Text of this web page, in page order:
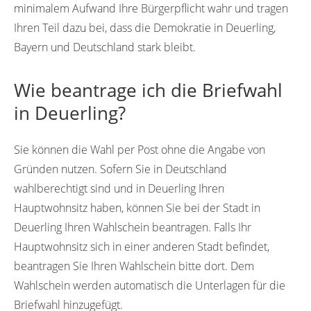
minimalem Aufwand Ihre Bürgerpflicht wahr und tragen
Ihren Teil dazu bei, dass die Demokratie in Deuerling,
Bayern und Deutschland stark bleibt.
Wie beantrage ich die Briefwahl
in Deuerling?
Sie können die Wahl per Post ohne die Angabe von
Gründen nutzen. Sofern Sie in Deutschland
wahlberechtigt sind und in Deuerling Ihren
Hauptwohnsitz haben, können Sie bei der Stadt in
Deuerling Ihren Wahlschein beantragen. Falls Ihr
Hauptwohnsitz sich in einer anderen Stadt befindet,
beantragen Sie Ihren Wahlschein bitte dort. Dem
Wahlschein werden automatisch die Unterlagen für die
Briefwahl hinzugefügt.